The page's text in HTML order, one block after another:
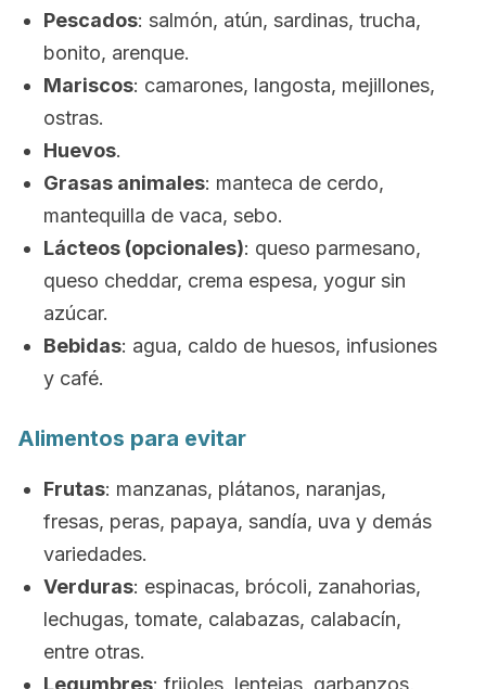
Pescados: salmón, atún, sardinas, trucha,
bonito, arenque.
Mariscos: camarones, langosta, mejillones,
ostras.
Huevos.
Grasas animales: manteca de cerdo,
mantequilla de vaca, sebo.
Lácteos (opcionales): queso parmesano,
queso cheddar, crema espesa, yogur sin
azúcar.
Bebidas: agua, caldo de huesos, infusiones
y café.
Alimentos para evitar
Frutas: manzanas, plátanos, naranjas,
fresas, peras, papaya, sandía, uva y demás
variedades.
Verduras: espinacas, brócoli, zanahorias,
lechugas, tomate, calabazas, calabacín,
entre otras.
Legumbres: frijoles, lentejas, garbanzos,